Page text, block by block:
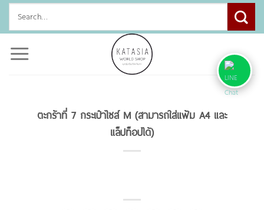
Skip
content
ตะกร้าที่ 7 กระเป๋าไซส์ M (สามารถใส่แฟ้ม A4 และ
แล็ปท็อปได้)